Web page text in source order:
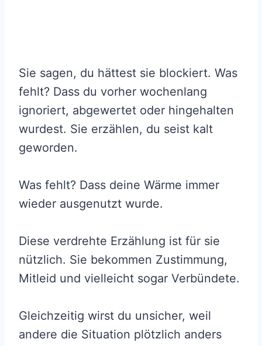
Sie sagen, du hättest sie blockiert. Was
fehlt? Dass du vorher wochenlang
ignoriert, abgewertet oder hingehalten
wurdest. Sie erzählen, du seist kalt
geworden.
Was fehlt? Dass deine Wärme immer
wieder ausgenutzt wurde.
Diese verdrehte Erzählung ist für sie
nützlich. Sie bekommen Zustimmung,
Mitleid und vielleicht sogar Verbündete.
Gleichzeitig wirst du unsicher, weil
andere die Situation plötzlich anders